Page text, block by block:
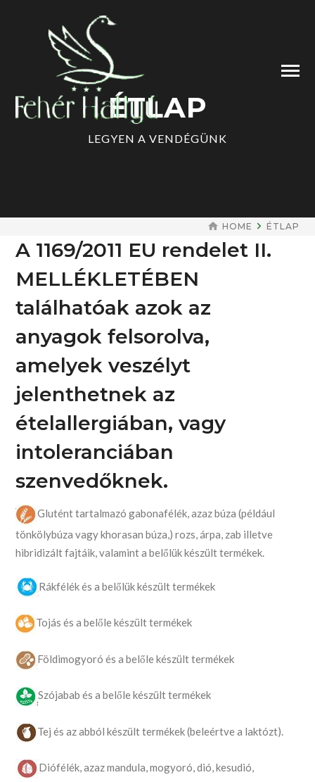
ÉTLAP
LEGYEN A VENDÉGÜNK
HOME ÉTLAP
A 1169/2011 EU rendelet II.
MELLÉKLETÉBEN
találhatóak azok az
anyagok felsorolva,
amelyek veszélyt
jelenthetnek az
ételallergiában, vagy
intoleranciában
szenvedőknek.
Glutént tartalmazó gabonafélék, azaz búza (például
tönkölybúza vagy khorasan búza,) rozs, árpa, zab illetve
hibridizált fajtáik, valamint a belőlük készült termékek.
Rákfélék és a belőlük készült termékek
Tojás és a belőle készült termékek
Földimogyoró és a belőle készült termékek
Szójabab és a belőle készült termékek
Tej és az abból készült termékek (beleértve a laktózt).
Diófélék, azaz mandula, mogyoró, dió, kesudió,